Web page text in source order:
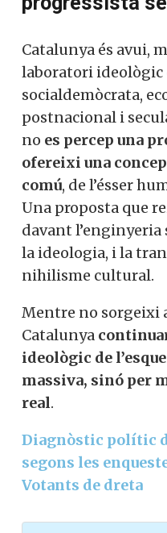
Catalunya és avui,
laboratori ideològic
socialdemòcrata,
postnacional i
no es percep una
ofereixi una
comú, de l’ésser
Una proposta que
davant
la ideologia, i la
nihilisme cultural.
Mentre no sorgeixi
Catalunya
ideològic de
massiva, sinó per
real.
Diagnòstic polític
segons les
Votants de dreta